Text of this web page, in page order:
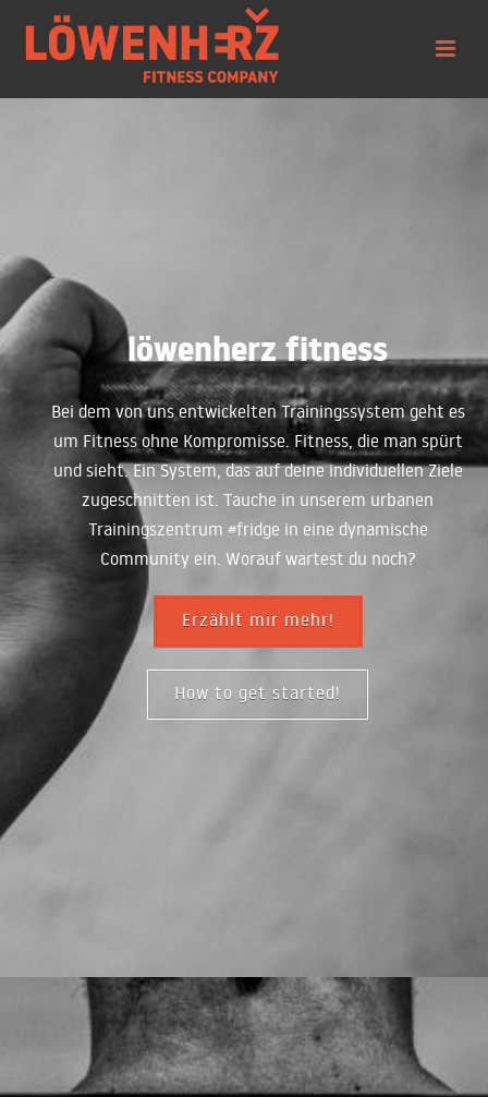
löwenherz fitness
Bei dem von uns entwickelten Trainingssystem geht es
um Fitness ohne Kompromisse. Fitness, die man spürt
und sieht. Ein System, das auf deine individuellen Ziele
zugeschnitten ist. Tauche in unserem urbanen
Trainingszentrum #fridge in eine dynamische
Community ein. Worauf wartest du noch?
Erzählt mir mehr!
How to get started!